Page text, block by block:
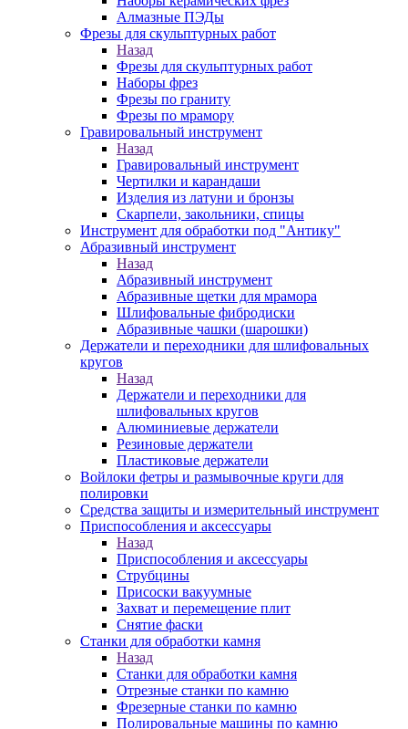
Алмазные ПЭДы
Фрезы для скульптурных работ
Назад
Фрезы для скульптурных работ
Наборы фрез
Фрезы по граниту
Фрезы по мрамору
Гравировальный инструмент
Назад
Гравировальный инструмент
Чертилки и карандаши
Изделия из латуни и бронзы
Скарпели, закольники, спицы
Инструмент для обработки под "Антику"
Абразивный инструмент
Назад
Абразивный инструмент
Абразивные щетки для мрамора
Шлифовальные фибродиски
Абразивные чашки (шарошки)
Держатели и переходники для шлифовальных
кругов
Назад
Держатели и переходники для
шлифовальных кругов
Алюминиевые держатели
Резиновые держатели
Пластиковые держатели
Войлоки фетры и размывочные круги для
полировки
Средства защиты и измерительный инструмент
Приспособления и аксессуары
Назад
Приспособления и аксессуары
Струбцины
Присоски вакуумные
Захват и перемещение плит
Снятие фаски
Станки для обработки камня
Назад
Станки для обработки камня
Отрезные станки по камню
Фрезерные станки по камню
Полировальные машины по камню